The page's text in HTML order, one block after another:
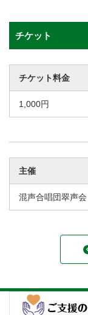
チケット
チケット料金
1,000円
主催
混声合唱団翠声会